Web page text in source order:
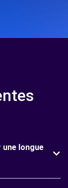
une longue